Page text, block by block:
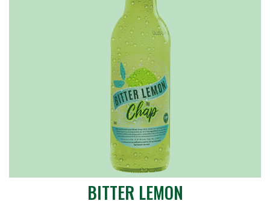
BITTER LEMON